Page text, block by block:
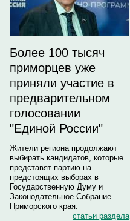
Более 100 тысяч
приморцев уже
приняли участие в
предварительном
голосовании
"Единой России"
Жители региона продолжают
выбирать кандидатов, которые
представят партию на
предстоящих выборах в
Государственную Думу и
Законодательное Собрание
Приморского края.
статьи раздела